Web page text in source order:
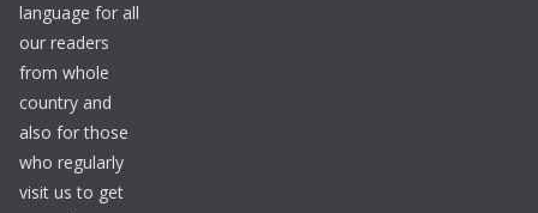
language for all
our readers
from whole
country and
also for those
who regularly
visit us to get